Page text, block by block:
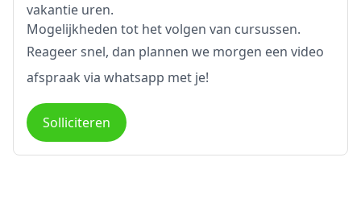
vakantie uren.
Mogelijkheden tot het volgen van cursussen.
Reageer snel, dan plannen we morgen een video
afspraak via whatsapp met je!
Solliciteren